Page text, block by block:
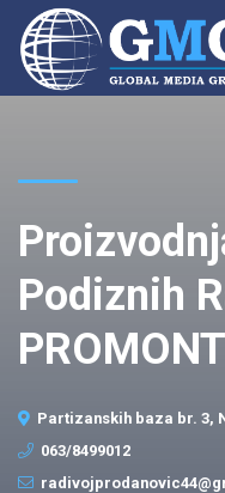
Podiznih
Partizanskih baza br. 3,
063/8499012